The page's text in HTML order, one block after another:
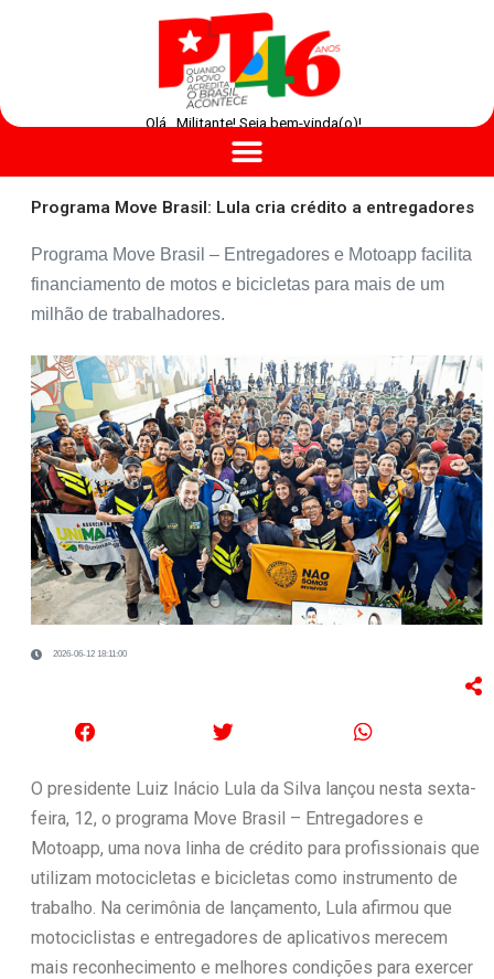
Olá , Militante! Seja bem-vinda(o)!
Programa Move Brasil: Lula cria crédito a entregadores
Programa Move Brasil – Entregadores e Motoapp facilita
financiamento de motos e bicicletas para mais de um
milhão de trabalhadores.
2026-06-12 18:11:00
O presidente Luiz Inácio Lula da Silva lançou nesta sexta-
feira, 12, o programa Move Brasil – Entregadores e
Motoapp, uma nova linha de crédito para profissionais que
utilizam motocicletas e bicicletas como instrumento de
trabalho. Na cerimônia de lançamento, Lula afirmou que
motociclistas e entregadores de aplicativos merecem
mais reconhecimento e melhores condições para exercer